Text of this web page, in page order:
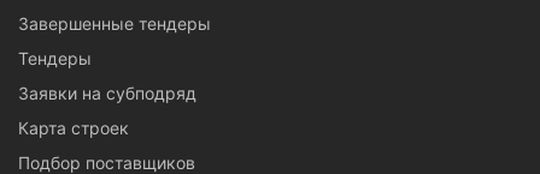
Завершенные тендеры
Тендеры
Заявки на субподряд
Карта строек
Подбор поставщиков